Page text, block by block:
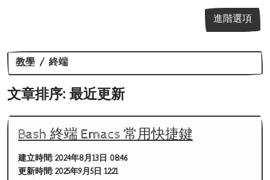
進階選項
教學 終端
文章排序: 最近更新
Bash 終端 Emacs 常用快捷鍵
建立時間: 2024年8月13日 08:46
更新時間: 2025年9月5日 12:21